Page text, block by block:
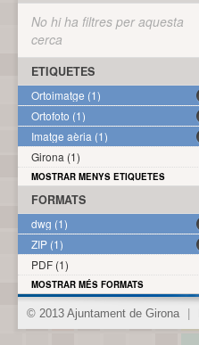
No hi ha filtres per aquesta
cerca
ETIQUETES
Ortoimatge (1)
Ortofoto (1)
Imatge aèria (1)
Girona (1)
MOSTRAR MENYS ETIQUETES
FORMATS
dwg (1)
ZIP (1)
PDF (1)
MOSTRAR MÉS FORMATS
© 2013 Ajuntament de Girona